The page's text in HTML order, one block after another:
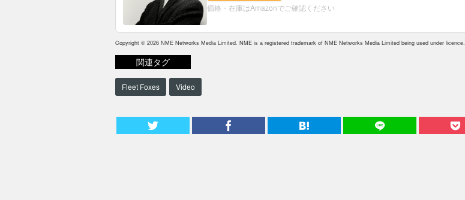
価格・在庫はAmazonでご確認ください
Copyright © 2026 NME Networks Media Limited. NME is a registered trademark of NME Networks Media Limited being used under licence.
関連タグ
Fleet Foxes Video